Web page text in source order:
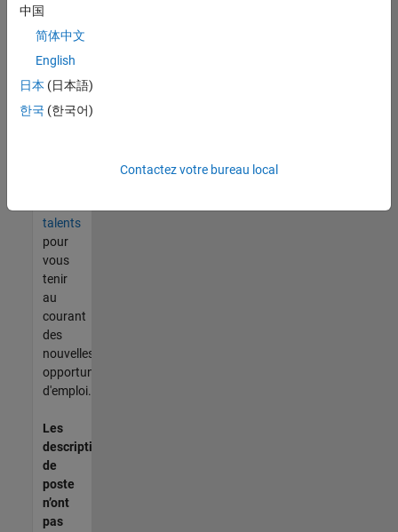
trouvez
pas
d'offre
corresponde
à vos
talents
pour
vous
tenir
au
courant
des
nouvelles
opportunités
d'emploi.
Les
descriptions
de
poste
n’ont
pas
中国
简体中文
English
日本 (日本語)
한국 (한국어)
Contactez votre bureau local